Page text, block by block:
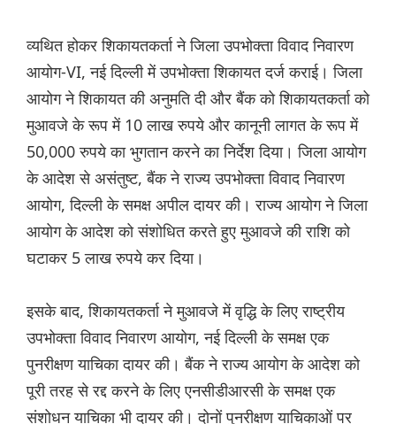
व्यथित होकर शिकायतकर्ता ने जिला उपभोक्ता विवाद निवारण
आयोग-VI, नई दिल्ली में उपभोक्ता शिकायत दर्ज कराई। जिला
आयोग ने शिकायत की अनुमति दी और बैंक को शिकायतकर्ता को
मुआवजे के रूप में 10 लाख रुपये और कानूनी लागत के रूप में
50,000 रुपये का भुगतान करने का निर्देश दिया। जिला आयोग
के आदेश से असंतुष्ट, बैंक ने राज्य उपभोक्ता विवाद निवारण
आयोग, दिल्ली के समक्ष अपील दायर की। राज्य आयोग ने जिला
आयोग के आदेश को संशोधित करते हुए मुआवजे की राशि को
घटाकर 5 लाख रुपये कर दिया।
इसके बाद, शिकायतकर्ता ने मुआवजे में वृद्धि के लिए राष्ट्रीय
उपभोक्ता विवाद निवारण आयोग, नई दिल्ली के समक्ष एक
पुनरीक्षण याचिका दायर की। बैंक ने राज्य आयोग के आदेश को
पूरी तरह से रद्द करने के लिए एनसीडीआरसी के समक्ष एक
संशोधन याचिका भी दायर की। दोनों पुनरीक्षण याचिकाओं पर